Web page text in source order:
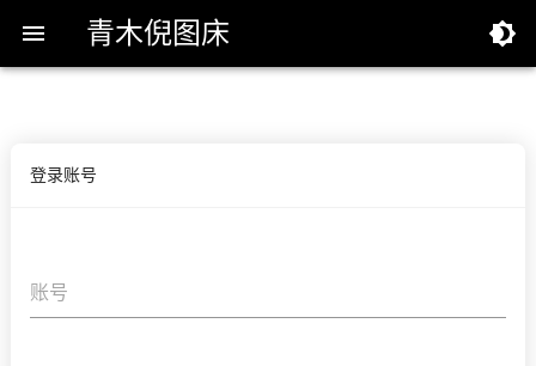
 青木倪图床 
登录账号
账号